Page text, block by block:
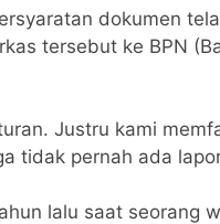
dokumen
tersebut ke BPN
Justru kami
tidak pernah ada
lalu saat seorang